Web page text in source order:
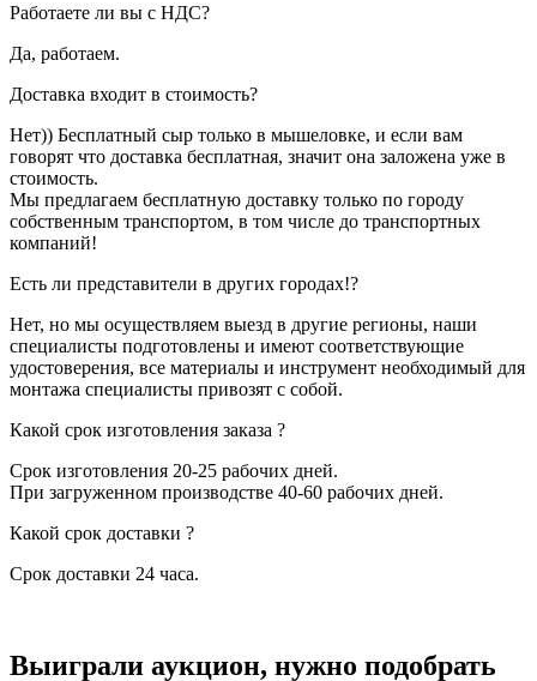
Работаете ли вы с НДС?
Да, работаем.
Доставка входит в стоимость?
Нет)) Бесплатный сыр только в мышеловке, и если вам
говорят что доставка бесплатная, значит она заложена уже в
стоимость.
Мы предлагаем бесплатную доставку только по городу
собственным транспортом, в том числе до транспортных
компаний!
Есть ли представители в других городах!?
Нет, но мы осуществляем выезд в другие регионы, наши
специалисты подготовлены и имеют соответствующие
удостоверения, все материалы и инструмент необходимый для
монтажа специалисты привозят с собой.
Какой срок изготовления заказа ?
Срок изготовления 20-25 рабочих дней.
При загруженном производстве 40-60 рабочих дней.
Какой срок доставки ?
Срок доставки 24 часа.
Выиграли аукцион, нужно подобрать